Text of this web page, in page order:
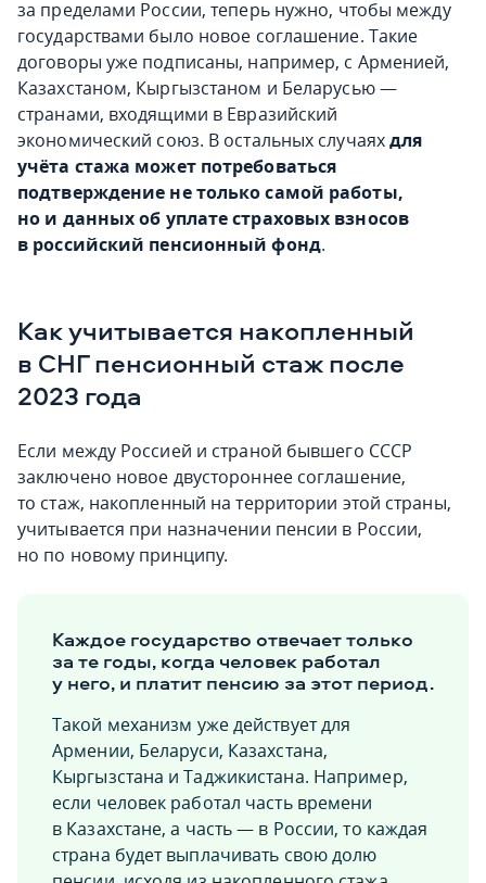
за пределами России, теперь нужно, чтобы между
государствами было новое соглашение. Такие
договоры уже подписаны, например, с Арменией,
Казахстаном, Кыргызстаном и Беларусью —
странами, входящими в Евразийский
экономический союз. В остальных случаяхдля
учёта стажа может потребоваться
подтверждение не только самой работы,
но и данных об уплате страховых взносов
в российский пенсионный фонд.
Как учитывается накопленный
в СНГ пенсионный стаж после
2023 года
Если между Россией и страной бывшего СССР
заключено новое двустороннее соглашение,
то стаж, накопленный на территории этой страны,
учитывается при назначении пенсии в России,
но по новому принципу.
Каждое государство отвечает только
за те годы, когда человек работал
у него, и платит пенсию за этот период.
Такой механизм уже действует для
Армении, Беларуси, Казахстана,
Кыргызстана и Таджикистана. Например,
если человек работал часть времени
в Казахстане, а часть — в России, то каждая
страна будет выплачивать свою долю